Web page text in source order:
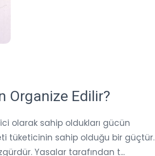
Organize Edilir?
olarak sahip oldukları gücün
tüketicinin sahip olduğu bir güçtür.
Yasalar tarafından t...